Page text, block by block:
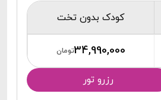
کودک بدون تخت
34,990,000تومان
رزرو تور